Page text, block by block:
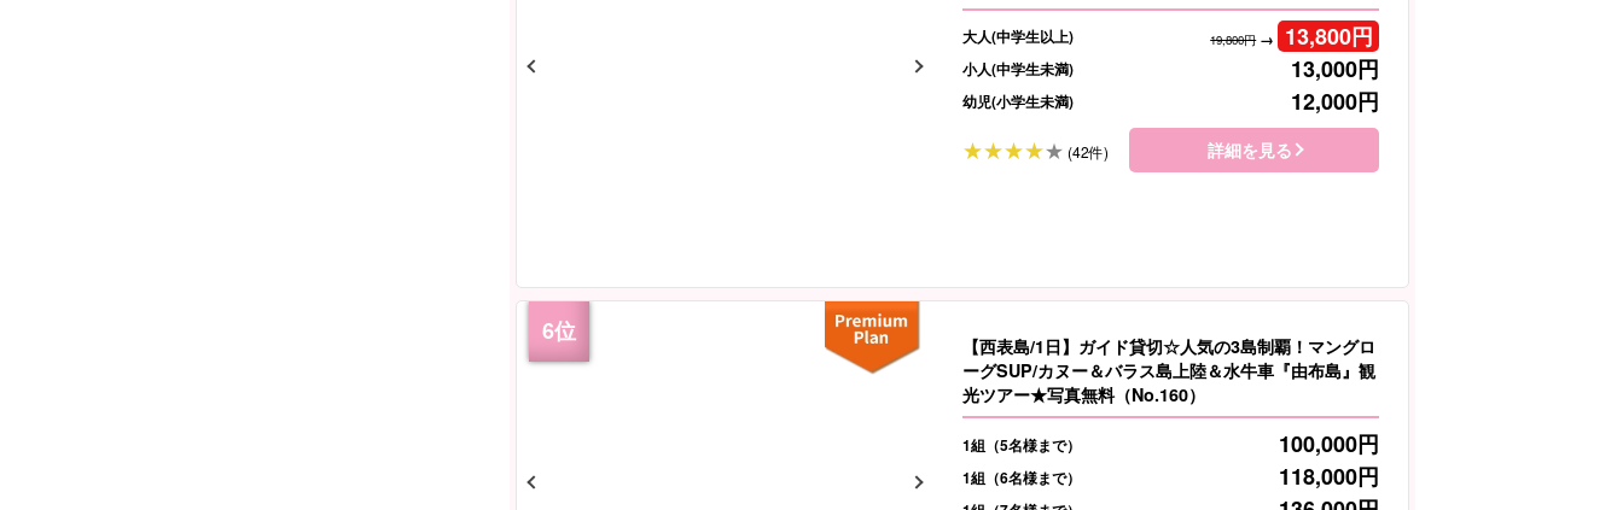
大人(中学生以上) 19,800円→ 13,800円
小人(中学生未満) 13,000円
幼児(小学生未満) 12,000円
(42件) 詳細を見る
【西表島/1日】ガイド貸切☆人気の3島制覇！マングロ
ーグSUP/カヌー＆バラス島上陸＆水牛車『由布島』観
光ツアー★写真無料（No.160）
1組（5名様まで） 100,000円
1組（6名様まで） 118,000円